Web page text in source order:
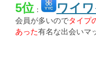
5位 ： ワイ
会員が多いのでタイプ
あった有名な出会いマ